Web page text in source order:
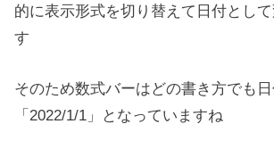
的に表示形式を切り替えて日付とし
す
そのため数式バーはどの書き方でも
「2022/1/1」となっていますね